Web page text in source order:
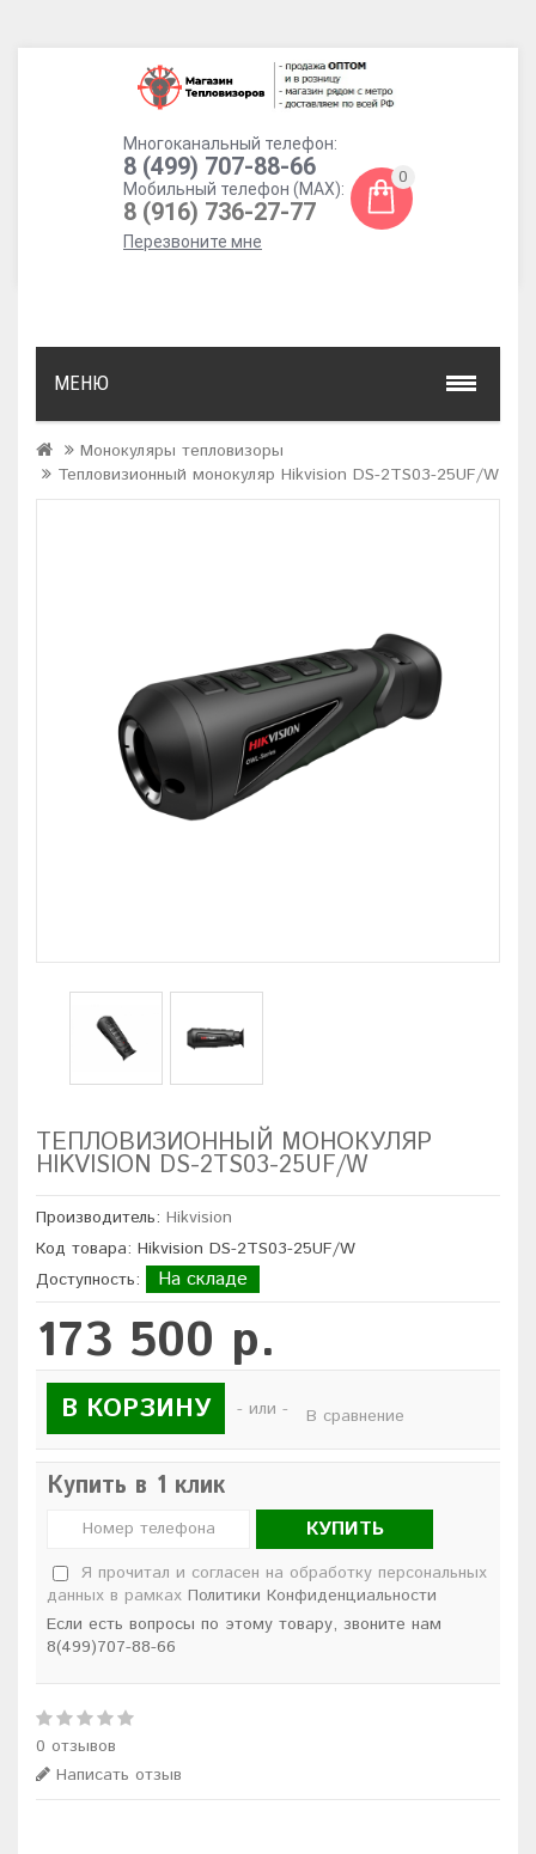
Многоканальный телефон:
8 (499) 707-88-66
Мобильный телефон (MAX):
8 (916) 736-27-77
Перезвоните мне
0
МЕНЮ
Монокуляры тепловизоры
Тепловизионный монокуляр Hikvision DS-2TS03-25UF/W
ТЕПЛОВИЗИОННЫЙ МОНОКУЛЯР
HIKVISION DS-2TS03-25UF/W
Производитель: Hikvision
Код товара: Hikvision DS-2TS03-25UF/W
Доступность:
На складе
173 500 р.
В КОРЗИНУ - или - В сравнение
Купить в 1 клик
КУПИТЬ
Я прочитал и согласен на обработку персональных
данных в рамках Политики Конфиденциальности
Если есть вопросы по этому товару, звоните нам
8(499)707-88-66
0 отзывов
Написать отзыв